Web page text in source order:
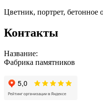
Цветник, портрет,
Контакты
Название:
Фабрика памятников